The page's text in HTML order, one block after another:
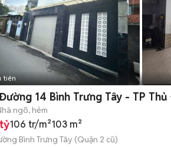
tiên
14 Bình Trưng Tây - TP
ngõ, hẻm
106 tr/m²103 m²
Bình Trưng Tây (Quận 2 cũ)